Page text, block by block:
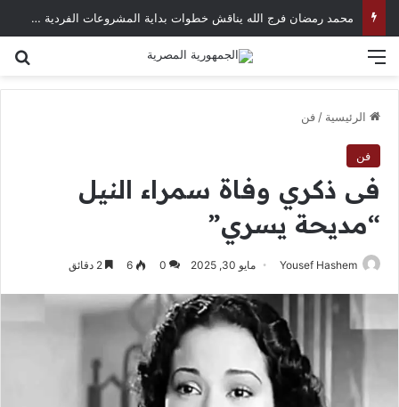
الرئيسية / فن
فن
فى ذكري وفاة سمراء النيل
“مديحة يسري”
Yousef Hashem مايو 30, 2025 0
6